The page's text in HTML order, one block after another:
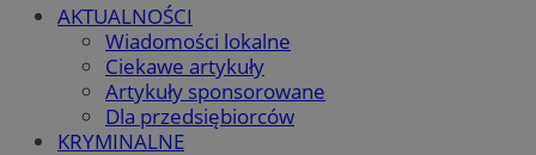
AKTUALNOŚCI
Wiadomości lokalne
Ciekawe artykuły
Artykuły sponsorowane
Dla przedsiębiorców
KRYMINALNE